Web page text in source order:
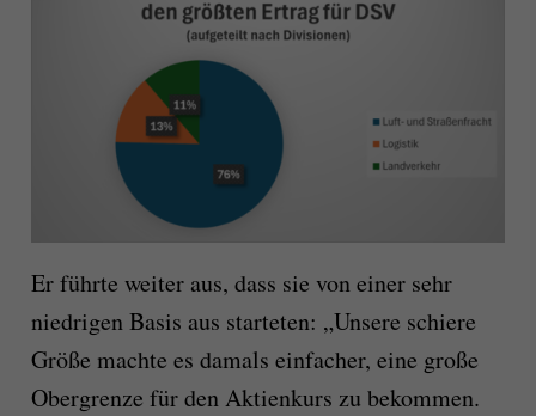
Er führte weiter aus, dass sie von einer sehr
niedrigen Basis aus starteten: „Unsere schiere
Größe machte es damals einfacher, eine große
Obergrenze für den Aktienkurs zu bekommen.